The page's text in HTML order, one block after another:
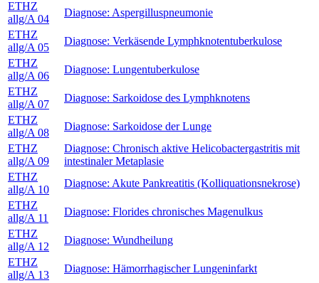
ETHZ
allg/A 04
Diagnose: Aspergilluspneumonie
ETHZ
allg/A 05
Diagnose: Verkäsende Lymphknotentuberkulose
ETHZ
allg/A 06
Diagnose: Lungentuberkulose
ETHZ
allg/A 07
Diagnose: Sarkoidose des Lymphknotens
ETHZ
allg/A 08
Diagnose: Sarkoidose der Lunge
ETHZ
allg/A 09
Diagnose: Chronisch aktive Helicobactergastritis mit
intestinaler Metaplasie
ETHZ
allg/A 10
Diagnose: Akute Pankreatitis (Kolliquationsnekrose)
ETHZ
allg/A 11
Diagnose: Florides chronisches Magenulkus
ETHZ
allg/A 12
Diagnose: Wundheilung
ETHZ
allg/A 13
Diagnose: Hämorrhagischer Lungeninfarkt